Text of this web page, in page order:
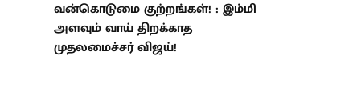
வன்கொடுமை குற்றங்கள்! : இம்மி
அளவும் வாய் திறக்காத
முதலமைச்சர் விஜய்!